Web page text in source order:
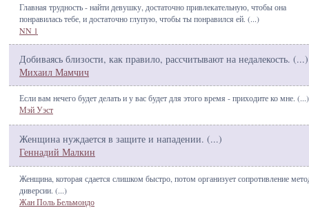
Главная трудность - найти девушку, достаточно привлекательную, чтобы она
понравилась тебе, и достаточно глупую, чтобы ты понравился ей. (...)
NN 1
Добиваясь близости, как правило, рассчитывают на недалекость. (...)
Михаил Мамчич
Если вам нечего будет делать и у вас будет для этого время - приходите ко мне. (...)
Мэй Уэст
Женщина нуждается в защите и нападении. (...)
Геннадий Малкин
Женщина, которая сдается слишком быстро, потом организует сопротивление
диверсии. (...)
Жан Поль Бельмондо